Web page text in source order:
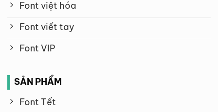
Font việt hóa
Font viết tay
Font VIP
SẢN PHẨM
Font Tết